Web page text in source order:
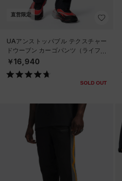
直営限定
UAアンストッパブル テクスチャー
ドウーブン カーゴパンツ（ライフス
タイル/MEN）
￥16,940
SOLD OUT